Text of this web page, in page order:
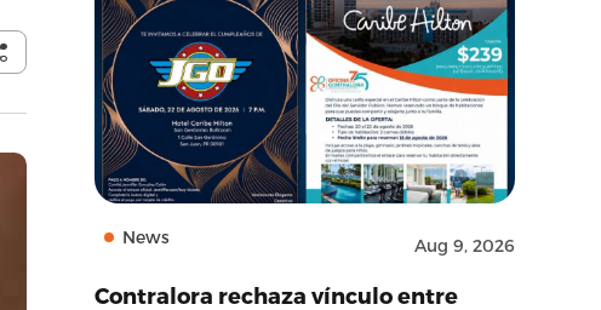
News Aug 9, 2026
Contralora rechaza vínculo entre